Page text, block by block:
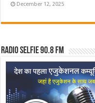
December 12, 2025
Radio Selfie 90.8 FM